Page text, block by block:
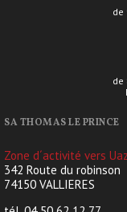
de
de
SA THOMAS LE PRINCE
Zone d´activité vers Uaz
342 Route du robinson
74150 VALLIERES